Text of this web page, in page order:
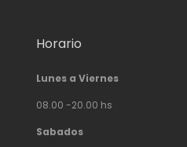
Horario
Lunes a Viernes
08.00 -20.00 hs
Sabados